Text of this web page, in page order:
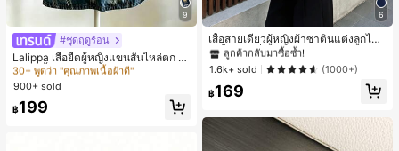
9
#ชุดฤดูร้อน
Lalippa เสื้อยืดผู้หญิงแขนสั้นไหล่ตก ค
อวีปกเสื้อ ลายพิมพ์ดิจิทัลลายทาง สไตล์
สปอร์ตแฟชั่นมินิมอล ของขวัญสำหรับเ
#1 ขายดี ใน หลากสี เสื้อยืดผู้หญิง
30+ พูดว่า "คุณภาพเนื้อผ้าดี"
#1 ขายดี ใน หลากสี เสื้อยืดผู้หญิง
30+ พูดว่า "คุณภาพเนื้อผ้าดี"
#1 ขายดี ใน หลากสี เสื้อยืดผู้หญิง
30+ พูดว่า "คุณภาพเนื้อผ้าดี"
#1 ขายดี ใน หลากสี เสื้อยืดผู้หญิง
30+ พูดว่า "คุณภาพเนื้อผ้าดี"
900+ sold
฿199
6
เสื้อสายเดี่ยวผู้หญิงผ้าซาตินแต่งลูกไม้
- เสื้อสายเดี่ยวฤดูร้อนสีคากีมีรอยผ่าด้า
นข้างที่น่าดึงดูดแบบสบายๆ
#1 ขายดี
ใน สีกากี เสื้อสตรี เสื้อเบลาส์ & Tee
ลูกค้ากลับมาซื้อซ้ำ!
100+ พูดว่า "ไม่มีกลิ่น"
#1 ขายดี
ใน สีกากี เสื้อสตรี เสื้อเบลาส์ & Tee
ลูกค้ากลับมาซื้อซ้ำ!
100+ พูดว่า "ไม่มีกลิ่น"
#1 ขายดี
ใน สีกากี เสื้อสตรี เสื้อเบลาส์ & Tee
ลูกค้ากลับมาซื้อซ้ำ!
100+ พูดว่า "ไม่มีกลิ่น"
#1 ขายดี
ลูกค้ากลับมาซื้อซ้ำ!
100+ พูดว่า "ไม่มีกลิ่น"
1.6k+ sold (1000+)
฿169